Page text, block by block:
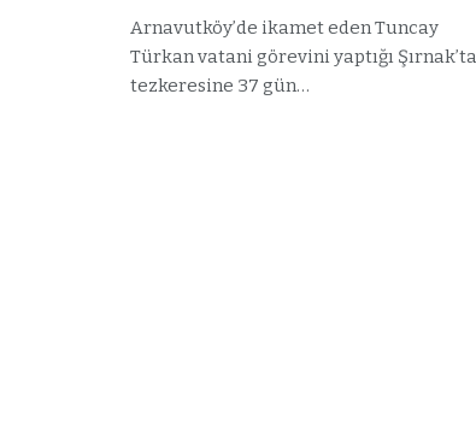
Arnavutköy’de ikamet eden Tuncay
Türkan vatani görevini yaptığı Şırnak’ta
tezkeresine 37 gün…